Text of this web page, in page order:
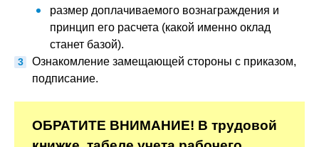
размер доплачиваемого вознаграждения и
принцип его расчета (какой именно оклад
станет базой).
Ознакомление замещающей стороны с приказом,
подписание.
ОБРАТИТЕ ВНИМАНИЕ! В трудовой